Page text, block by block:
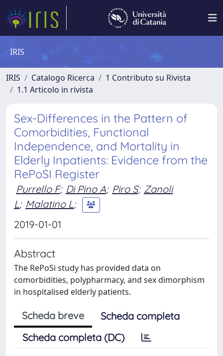
IRIS
IRIS Catalogo Ricerca
1 Contributo su Rivista
1.1 Articolo in rivista
Sex-Differences in the Pattern of
Comorbidities, Functional
Independence, and Mortality in
Elderly Inpatients: Evidence from the
RePoSI Register
Purrello F; Di Pino A; Piro S; Zanoli
L; Malatino L;
2019-01-01
Abstract
The RePoSi study has provided data on
comorbidities, polypharmacy, and sex dimorphism
in hospitalised elderly patients.
Scheda breve
Scheda completa
Scheda completa (DC)